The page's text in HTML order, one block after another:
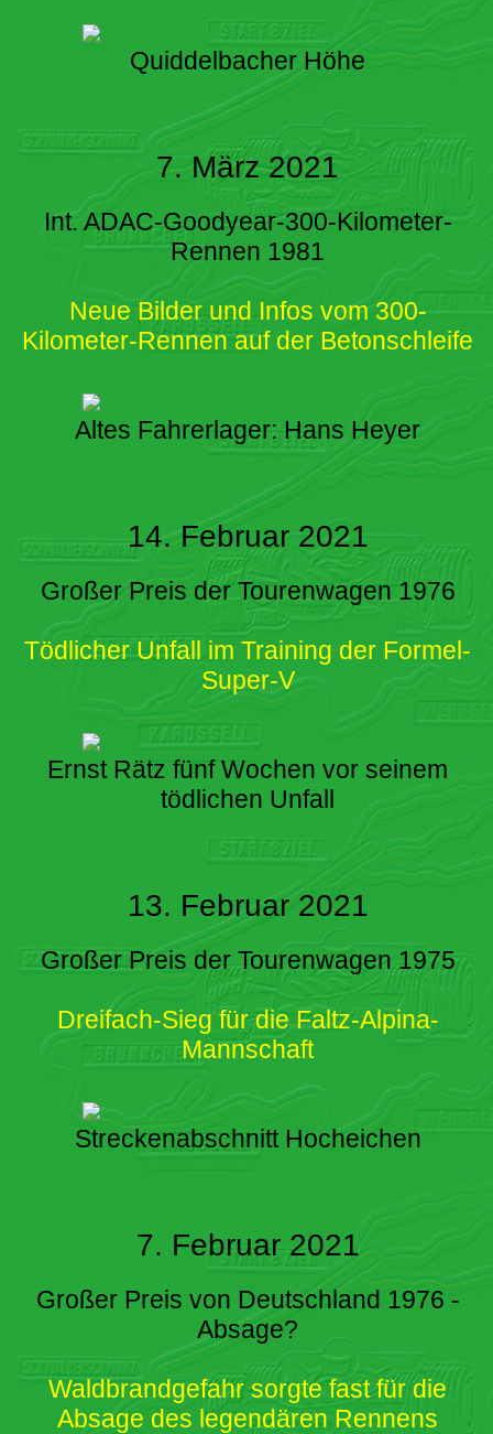
Quiddelbacher Höhe
7. März 2021
Int. ADAC-Goodyear-300-Kilometer-
Rennen 1981
Neue Bilder und Infos vom 300-
Kilometer-Rennen auf der Betonschleife
Altes Fahrerlager: Hans Heyer
14. Februar 2021
Großer Preis der Tourenwagen 1976
Tödlicher Unfall im Training der Formel-
Super-V
Ernst Rätz fünf Wochen vor seinem
tödlichen Unfall
13. Februar 2021
Großer Preis der Tourenwagen 1975
Dreifach-Sieg für die Faltz-Alpina-
Mannschaft
Streckenabschnitt Hocheichen
7. Februar 2021
Großer Preis von Deutschland 1976 -
Absage?
Waldbrandgefahr sorgte fast für die
Absage des legendären Rennens